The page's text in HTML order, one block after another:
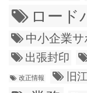
ロード
中小企業サ
出張封印
改正情報 旧